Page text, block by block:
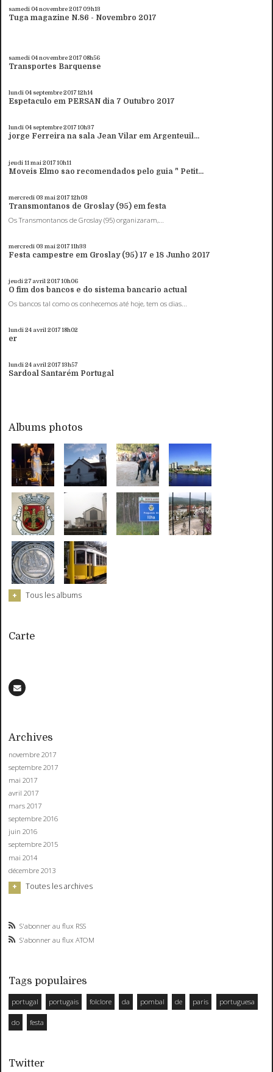
samedi 04novembre 2017 09h13
Tuga magazine N.86 - Novembro 2017
samedi 04novembre 2017 08h56
Transportes Barquense
lundi 04 septembre 201712h14
Espetaculo em PERSAN dia 7 Outubro 2017
lundi 04 septembre 201710h37
jorge Ferreira na sala Jean Vilar em Argenteuil...
jeudi 11 mai 201710h11
Moveis Elmo sao recomendados pelo guia " Petit...
mercredi 03 mai 201712h03
Transmontanos de Groslay (95) em festa
Os Transmontanos de Groslay (95) organizaram,...
mercredi 03 mai 201711h33
Festa campestre em Groslay (95) 17 e 18 Junho 2017
jeudi 27 avril 201710h06
O fim dos bancos e do sistema bancario actual
Os bancos tal como os conhecemos até hoje, tem os dias...
lundi 24 avril 201718h02
er
lundi 24 avril 201713h57
Sardoal Santarém Portugal
Albums photos
Tous les albums
Carte
Archives
novembre 2017
septembre 2017
mai 2017
avril 2017
mars 2017
septembre 2016
juin 2016
septembre 2015
mai 2014
décembre 2013
Toutes les archives
S'abonner au flux RSS
S'abonner au flux ATOM
Tags populaires
portugal portugais folclore da pombal de paris portuguesa
do festa
Twitter